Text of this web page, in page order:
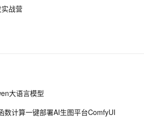
战营
大语言模型
数计算一键部署AI生图平台ComfyUI